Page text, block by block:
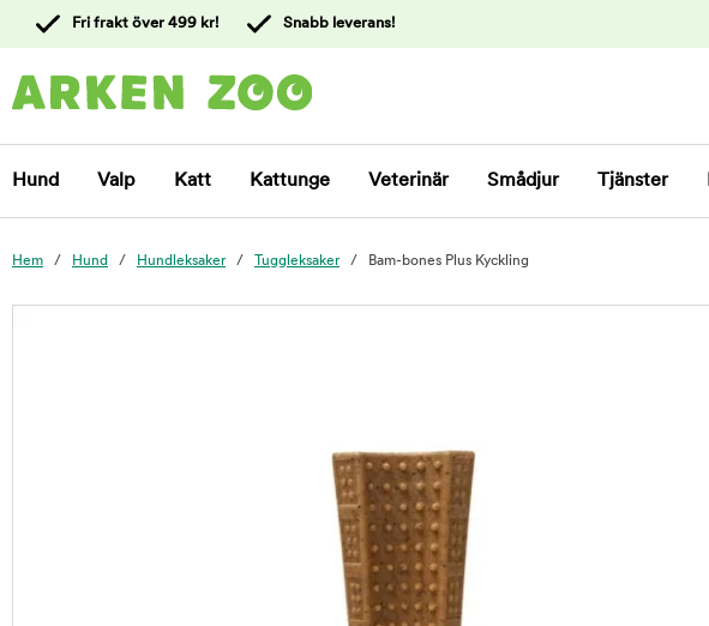
kundtjänst
Fri frakt över 499 kr! Snabb leverans!
Hund Valp Katt Kattunge Veterinär Smådjur Tjänster
Hem Hund Hundleksaker Tuggleksaker Bam-bones Plus Kyckling